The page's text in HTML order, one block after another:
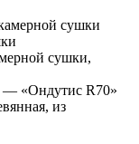
сушки
сушки,
— «Ондутис R70»
из